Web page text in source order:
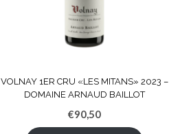
VOLNAY 1ER CRU «LES MITANS» 2023 –
DOMAINE ARNAUD BAILLOT
€90,50